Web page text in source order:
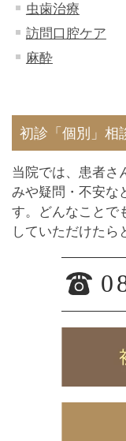
虫歯治療
訪問口腔ケア
麻酔
初診「個別」相
当院では、患者さ
みや疑問・不安な
す。どんなことで
していただけたら